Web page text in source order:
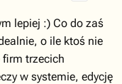
lepiej :) Co do zaś
o ile ktoś nie
trzecich
w systemie, edycję